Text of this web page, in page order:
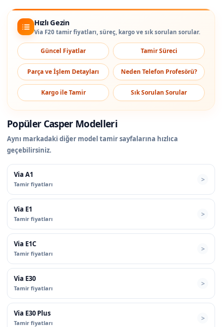
Hızlı Gezin
Via F20 tamir fiyatları, süreç, kargo ve sık sorulan sorular.
Güncel Fiyatlar Tamir Süreci
Parça ve İşlem Detayları Neden Telefon Profesörü?
Kargo ile Tamir Sık Sorulan Sorular
Popüler Casper Modelleri
Aynı markadaki diğer model tamir sayfalarına hızlıca
geçebilirsiniz.
Via A1
Tamir fiyatları
Via E1
Tamir fiyatları
Via E1C
Tamir fiyatları
Via E30
Tamir fiyatları
Via E30 Plus
Tamir fiyatları